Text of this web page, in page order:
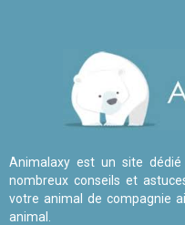
Animalaxy est un site
nombreux conseils et
votre animal de compagnie
animal.